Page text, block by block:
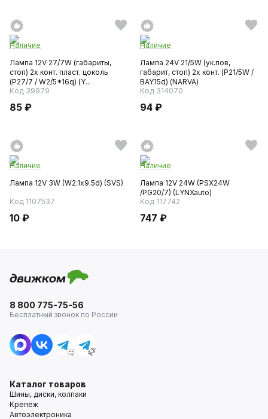
Наличие
Лампа 12V 27/7W (габариты,
стоп) 2х конт. пласт. цоколь
(P27/7 / W2/5*16q) (Y...
Код 39979
85 ₽
Наличие
Лампа 24V 21/5W (ук.пов,
габарит, стоп) 2х конт. (P21/5W /
BAY15d) (NARVA)
Код 314070
94 ₽
Наличие
Лампа 12V 3W (W2.1х9.5d) (SVS)
Код 1107537
10 ₽
Наличие
Лампа 12V 24W (PSX24W
/PG20/7) (LYNXauto)
Код 117742
747 ₽
8 800 775-75-56
Бесплатный звонок по России
Каталог товаров
Шины, диски, колпаки
Крепёж
Автоэлектроника